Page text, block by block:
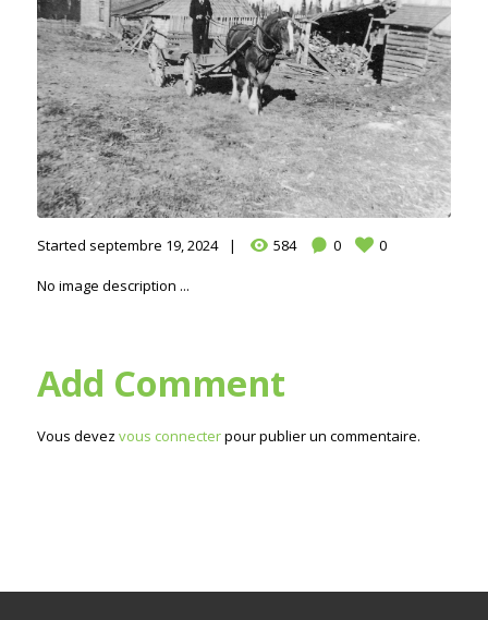
Started septembre 19, 2024 584 0 0
No image description ...
Add Comment
Vous devez vous connecterpour publier un commentaire.